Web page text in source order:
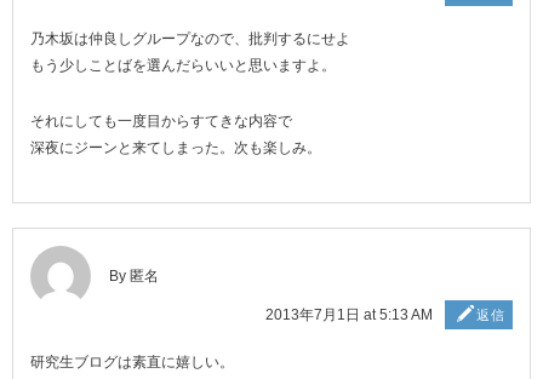
乃木坂は仲良しグループなので、批判するにせよ
もう少しことばを選んだらいいと思いますよ。
それにしても一度目からすてきな内容で
深夜にジーンと来てしまった。次も楽しみ。
By 匿名
2013年7月1日 at 5:13 AM 返信
研究生ブログは素直に嬉しい。